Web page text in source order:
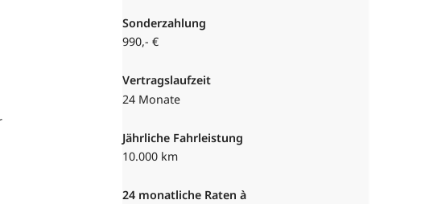
Sonderzahlung
990,- €
Vertragslaufzeit
24 Monate
Jährliche Fahrleistung
10.000 km
24 monatliche Raten à